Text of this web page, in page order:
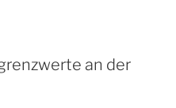
an der